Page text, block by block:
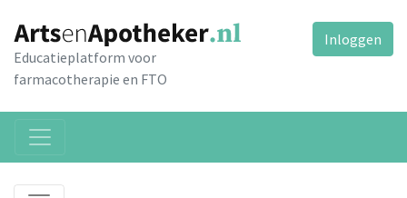
Educatieplatform voor
farmacotherapie en FTO
Inloggen